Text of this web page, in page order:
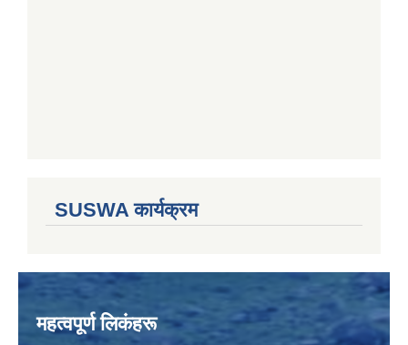
SUSWA कार्यक्रम
महत्वपूर्ण लिकंहरू